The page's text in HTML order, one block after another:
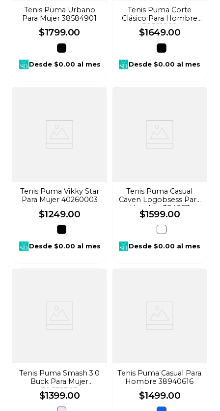
Tenis Puma Urbano
Para Mujer 38584901
$1799.00
Desde$0.00 al mes
Tenis Puma Corte
Clásico Para Hombre
39501802
$1649.00
Desde $0.00 al mes
Tenis Puma Vikky Star
Para Mujer 40260003
$1249.00
Desde$0.00 al mes
Tenis Puma Casual
Caven Logobsess Para
Hombre 394667
$1599.00
Desde $0.00 al mes
Tenis Puma Smash 3.0
Buck Para Mujer
39678305
$1399.00
Tenis Puma Casual Para
Hombre 38940616
$1499.00